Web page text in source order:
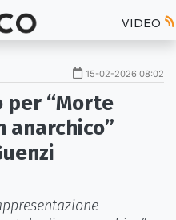
VIDEO
15-02-2026 08:02
per “Morte
anarchico”